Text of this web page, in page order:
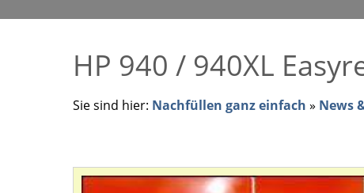
HP 940 / 940XL
Sie sind hier: Nachfüllen ganz einfach » News